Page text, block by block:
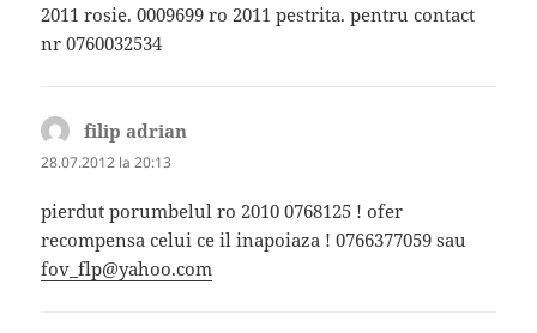
2011 rosie. 0009699 ro 2011 pestrita. pentru contact
nr 0760032534
filip adrian
28.07.2012 la 20:13
pierdut porumbelul ro 2010 0768125 ! ofer
recompensa celui ce il inapoiaza ! 0766377059 sau
fov_flp@yahoo.com